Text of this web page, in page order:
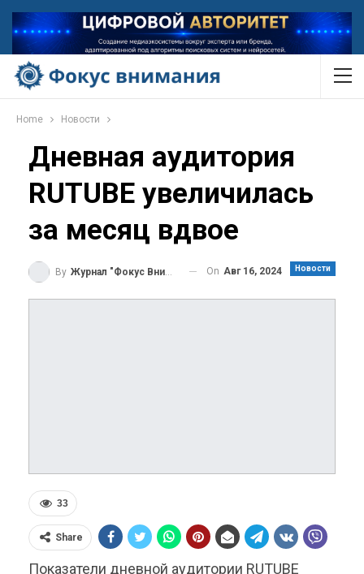
Home Новости
Дневная аудитория
RUTUBE увеличилась
за месяц вдвое
Новости
By Журнал "Фокус Внимания" On Авг 16, 2024
33
Share
Показатели дневной аудитории RUTUBE